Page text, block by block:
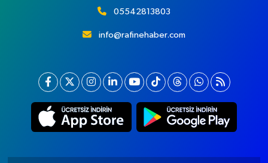
05542813803
info@rafinehaber.com